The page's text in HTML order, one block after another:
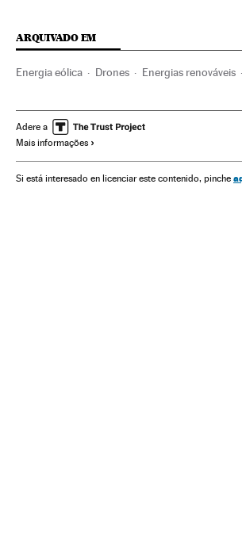
ARQUIVADO EM
Energia eólica Drones Energias renováveis
Internet Fontes energia
Adere a
Mais informações
Si está interesado en licenciar este contenido, pinche